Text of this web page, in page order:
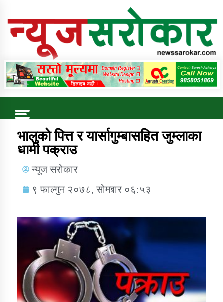
Online News Portal
Trending Now
कुषि बिकास कार्यालय जुम्ला सुचना सन्देश
डिभिजन कार्यालय जुम्लाको सुचना सन्देश
भालुको पित्त र यार्सागुम्बासहित जुम्लाका
धामी पक्राउ
न्यूज सरोकार
९ फाल्गुन २०७८, सोमबार ०६:५३